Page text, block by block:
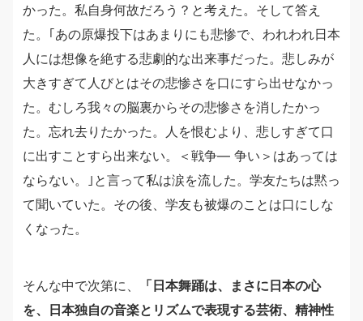
かった。私自身何故だろう？と考えた。そして答え
た。｢あの原爆投下はあまりにも悲惨で、われわれ日本
人には想像を絶する悲劇的な出来事だった。悲しみが
大きすぎて人びとはその悲惨さを口にすら出せなかっ
た。むしろ我々の脳裏からその悲惨さを消したかっ
た。忘れ去りたかった。人を恨むより、悲しすぎて口
に出すことすら出来ない。＜戦争― 争い＞はあっては
ならない。｣と言って私は涙を流した。学友たちは黙っ
て聞いていた。その後、学友も被爆のことは口にしな
くなった。
そんな中で次第に、
「日本舞踊は、まさに日本の心
を、日本独自の音楽とリズムで表現する芸術、精神性